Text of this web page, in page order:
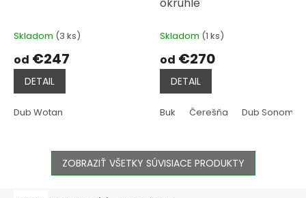
Skladom (3 ks)
od €247
DETAIL
Dub Wotan
Skladom (1 ks)
od €270
DETAIL
Buk Čerešňa Dub Sonoma
ZOBRAZIŤ VŠETKY SÚVISIACE PRODUKTY